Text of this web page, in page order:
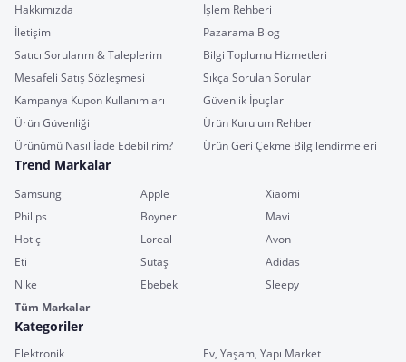
Hakkımızda
İşlem Rehberi
İletişim
Pazarama Blog
Satıcı Sorularım & Taleplerim
Bilgi Toplumu Hizmetleri
Mesafeli Satış Sözleşmesi
Sıkça Sorulan Sorular
Kampanya Kupon Kullanımları
Güvenlik İpuçları
Ürün Güvenliği
Ürün Kurulum Rehberi
Ürünümü Nasıl İade Edebilirim?
Ürün Geri Çekme Bilgilendirmeleri
Trend Markalar
Samsung Apple
Xiaomi
Philips
Boyner
Mavi
Hotiç
Loreal
Avon
Eti
Sütaş
Adidas
Nike
Ebebek
Sleepy
Tüm Markalar
Kategoriler
Elektronik
Ev, Yaşam, Yapı Market